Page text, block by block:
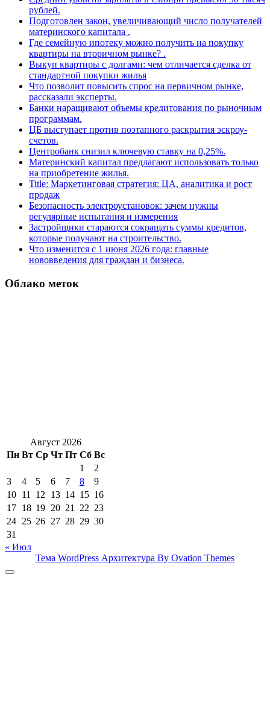
рублей.
Подготовлен закон, увеличивающий число получателей
материнского капитала .
Где семейную ипотеку можно получить на покупку
квартиры на вторичном рынке? .
Выкуп квартиры с долгами: чем отличается сделка от
стандартной покупки жилья
Что позволит повысить спрос на первичном рынке,
рассказали эксперты.
Банки наращивают объемы кредитования по рыночным
программам.
ЦБ выступает против поэтапного раскрытия эскроу-
счетов.
Центробанк снизил ключевую ставку на 0,25%.
Материнский капитал предлагают использовать только
на приобретение жилья.
Title: Маркетинговая стратегия: ЦА, аналитика и рост
продаж
Безопасность электроустановок: зачем нужны
регулярные испытания и измерения
Застройщики стараются сокращать суммы кредитов,
которые получают на строительство.
Что изменится с 1 июня 2026 года: главные
нововведения для граждан и бизнеса.
Облако меток
Август 2026
Пн Вт Ср Чт Пт Сб Вс
1
2
3
4 5 6 7 8
9
10 11 12 13 14 15 16
17 18 19 20 21 22 23
24 25 26 27 28 29 30
31
« Июл
Тема WordPress Архитектура By Ovation Themes